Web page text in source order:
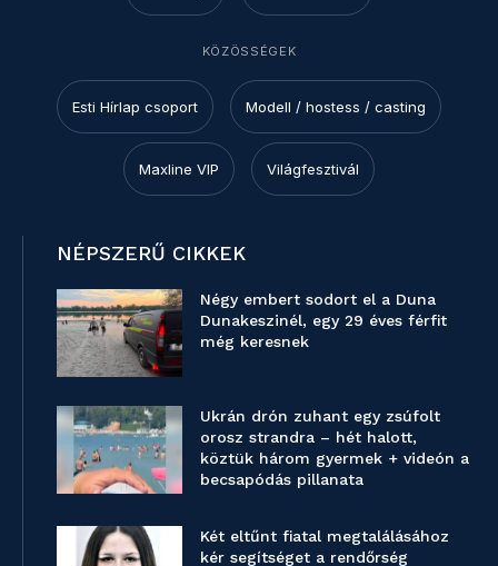
KÖZÖSSÉGEK
Esti Hírlap csoport Modell / hostess / casting
Maxline VIP Világfesztivál
NÉPSZERŰ CIKKEK
Négy embert sodort el a Duna
Dunakeszinél, egy 29 éves férfit
még keresnek
Ukrán drón zuhant egy zsúfolt
orosz strandra – hét halott,
köztük három gyermek + videón a
becsapódás pillanata
Két eltűnt fiatal megtalálásához
kér segítséget a rendőrség